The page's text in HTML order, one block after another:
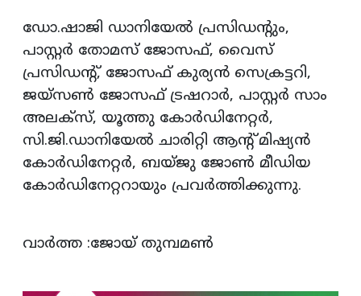
ഡോ.ഷാജി ഡാനിയേല്‍ പ്രസിഡന്റും,
പാസ്റ്റര്‍ തോമസ് ജോസഫ്, വൈസ്
പ്രസിഡന്റ്, ജോസഫ് കുര്യന്‍ സെക്രട്ടറി,
ജയ്‌സണ്‍ ജോസഫ് ട്രഷറാര്‍, പാസ്റ്റര്‍ സാം
അലക്‌സ്, യൂത്തു കോര്‍ഡിനേറ്റര്‍,
സി.ജി.ഡാനിയേല്‍ ചാരിറ്റി ആന്റ് മിഷ്യന്‍
കോര്‍ഡിനേറ്റര്‍, ബയ്ജു ജോണ്‍ മീഡിയ
കോര്‍ഡിനേറ്ററായും പ്രവര്‍ത്തിക്കുന്നു.
വാര്‍ത്ത :ജോയ് തുമ്പമണ്‍